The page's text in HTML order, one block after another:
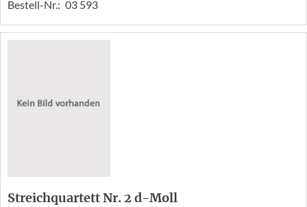
Bestell-Nr.: 03 593
Streichquartett Nr. 2 d-Moll